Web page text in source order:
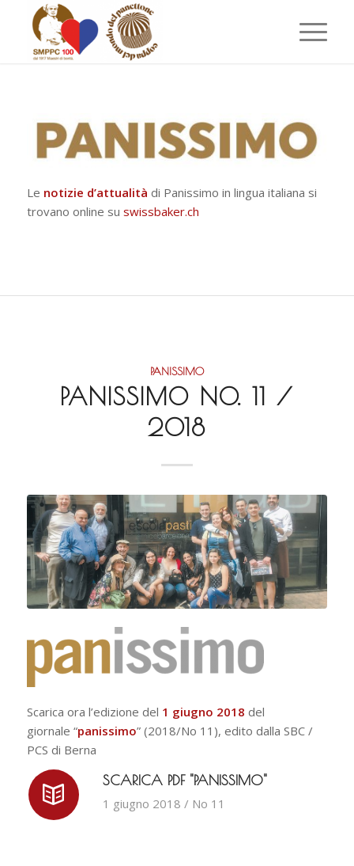
Le notizie d’attualità di Panissimo in lingua italiana si
trovano online su swissbaker.ch
PANISSIMO
PANISSIMO NO. 11 /
2018
Scarica ora l’edizione del 1 giugno 2018 del
giornale “panissimo” (2018/No 11), edito dalla SBC /
PCS di Berna
SCARICA PDF "PANISSIMO"
1 giugno 2018 / No 11